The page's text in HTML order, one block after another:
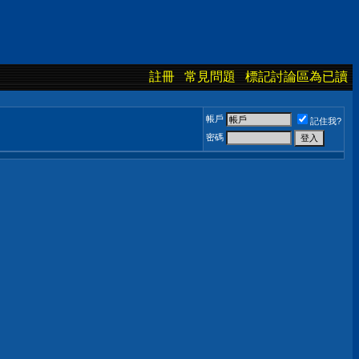
註冊 常見問題 標記討論區為已讀
帳戶
記住我?
密碼